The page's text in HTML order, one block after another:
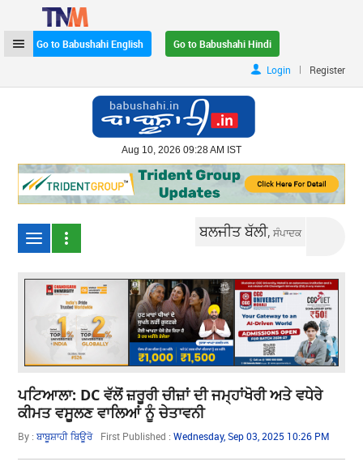
Go to Babushahi English
Go to Babushahi Hindi
Login
| Register
Aug 10, 2026 09:28 AM IST
ਬਲਜੀਤ ਬੱਲੀ,ਸੰਪਾਦਕ
ਪਟਿਆਲਾ: DC ਵੱਲੋਂ ਜ਼ਰੂਰੀ ਚੀਜ਼ਾਂ ਦੀ ਜਮ੍ਹਾਂਖੋਰੀ ਅਤੇ ਵਧੇਰੇ
ਕੀਮਤ ਵਸੂਲਣ ਵਾਲਿਆਂ ਨੂੰ ਚੇਤਾਵਨੀ
By :ਬਾਬੂਸ਼ਾਹੀ ਬਿਊਰੋ First Published :Wednesday, Sep 03, 2025 10:26 PM